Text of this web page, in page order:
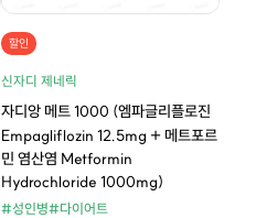
할인
신자디 제네릭
자디앙 메트 1000 (엠파글리플로진
Empagliflozin 12.5mg + 메트포르
민 염산염 Metformin
Hydrochloride 1000mg)
#성인병#다이어트